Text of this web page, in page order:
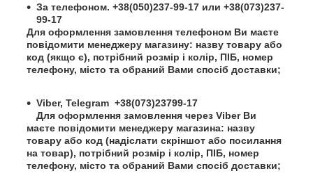
За телефоном. +38(050)237-99-17 или +38(073)237-
99-17
Для оформлення замовлення телефоном Ви маєте
повідомити менеджеру магазину: назву товару або
код (якщо є), потрібний розмір і колір, ПІБ, номер
телефону, місто та обраний Вами спосіб доставки;
Viber, Telegram +38(073)23799-17
Для оформлення замовлення через Viber Ви
маєте повідомити менеджеру магазина: назву
товару або код (надіслати скріншот або посилання
на товар), потрібний розмір і колір, ПІБ, номер
телефону, місто та обраний Вами спосіб доставки;